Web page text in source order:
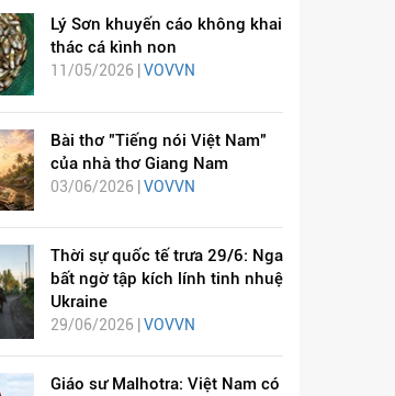
Lý Sơn khuyến cáo không khai
thác cá kình non
11/05/2026 | VOVVN
Bài thơ "Tiếng nói Việt Nam"
của nhà thơ Giang Nam
03/06/2026 | VOVVN
Thời sự quốc tế trưa 29/6: Nga
bất ngờ tập kích lính tinh nhuệ
Ukraine
29/06/2026 | VOVVN
Giáo sư Malhotra: Việt Nam có